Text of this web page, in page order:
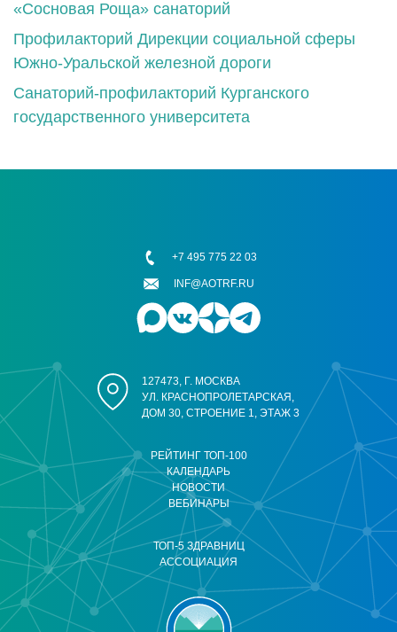
«Сосновая Роща» санаторий
Профилакторий Дирекции социальной сферы
Южно-Уральской железной дороги
Санаторий-профилакторий Курганского
государственного университета
РЕЙТИНГ ТОП-100
КАЛЕНДАРЬ
НОВОСТИ
ВЕБИНАРЫ
ТОП-5 ЗДРАВНИЦ
АССОЦИАЦИЯ
127473, Г. МОСКВА
УЛ. КРАСНОПРОЛЕТАРСКАЯ,
ДОМ 30, СТРОЕНИЕ 1, ЭТАЖ 3
+7 495 775 22 03
INF@AOTRF.RU